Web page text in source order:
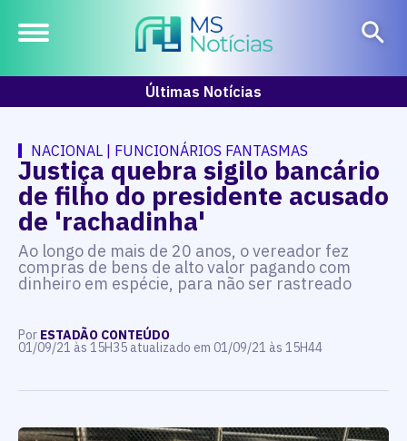
Últimas Notícias
NACIONAL | FUNCIONÁRIOS FANTASMAS
Justiça quebra sigilo bancário
de filho do presidente acusado
de 'rachadinha'
Ao longo de mais de 20 anos, o vereador fez
compras de bens de alto valor pagando com
dinheiro em espécie, para não ser rastreado
Por ESTADÃO CONTEÚDO
01/09/21 às 15H35 atualizado em 01/09/21 às 15H44